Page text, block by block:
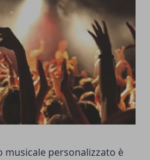
musicale personalizzato è